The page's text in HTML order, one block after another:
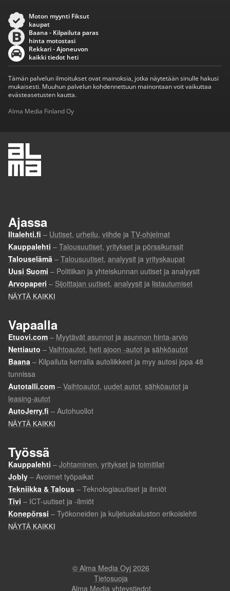
Moton myynti Fiksut
kaupat
Baana - Kilpailuta paras
hinta motostasi
Rekkari - Ajoneuvon
kaikki tiedot heti
Tämän palvelun ilmoitukset ovat mainoksia, jotka näytetään sinulle hakusi
mukaisesti. Muuhun palvelun kohdennettuun mainontaan voit vaikuttaa
evästeasetusten kautta.
Alma Media Finland Oy